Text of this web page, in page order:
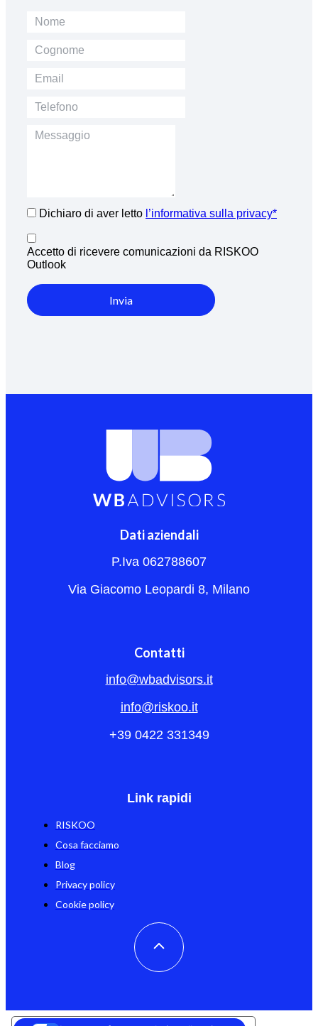
Dichiaro di aver letto l’informativa sulla privacy*
Accetto di ricevere comunicazioni da RISKOO
Outlook
Invia
Dati aziendali
P.Iva 062788607
Via Giacomo Leopardi 8, Milano
Contatti
info@wbadvisors.it
info@riskoo.it
+39 0422 331349
Link rapidi
RISKOO
Cosa facciamo
Blog
Privacy policy
Cookie policy